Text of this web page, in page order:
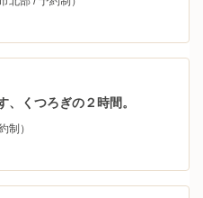
、くつろぎの２時間。
制）